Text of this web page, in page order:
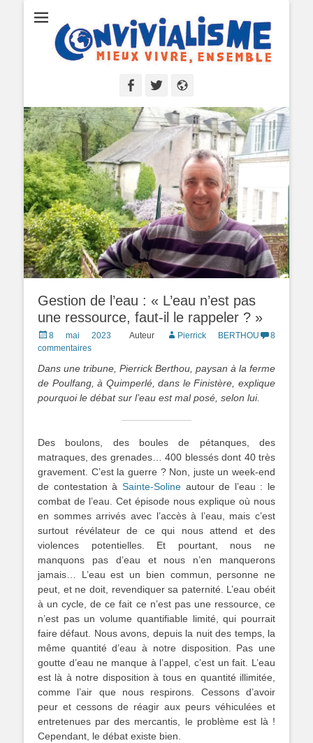
Convivialisme
Mieux vivre, ensemble
Facebook
Twitter
Gestion de l’eau : « L’eau n’est pas
une ressource, faut-il le rappeler ? »
Posted
on
8 mai 2023 Auteur Pierrick BERTHOU
8
commentaires
Dans une tribune, Pierrick Berthou, paysan à la ferme
de Poulfang, à Quimperlé, dans le Finistère, explique
pourquoi le débat sur l’eau est mal posé, selon lui.
Des boulons, des boules de pétanques, des
matraques, des grenades… 400 blessés dont 40 très
gravement. C’est la guerre ? Non, juste un week-end
de contestation à Sainte-Solineautour de l’eau : le
combat de l’eau. Cet épisode nous explique où nous
en sommes arrivés avec l’accès à l’eau, mais c’est
surtout révélateur de ce qui nous attend et des
violences potentielles. Et pourtant, nous ne
manquons pas d’eau et nous n’en manquerons
jamais… L’eau est un bien commun, personne ne
peut, et ne doit, revendiquer sa paternité. L’eau obéit
à un cycle, de ce fait ce n’est pas une ressource, ce
n’est pas un volume quantifiable limité, qui pourrait
faire défaut. Nous avons, depuis la nuit des temps, la
même quantité d’eau à notre disposition. Pas une
goutte d’eau ne manque à l’appel, c’est un fait. L’eau
est là à notre disposition à tous en quantité illimitée,
comme l’air que nous respirons. Cessons d’avoir
peur et cessons de réagir aux peurs véhiculées et
entretenues par des mercantis, le problème est là !
Cependant, le débat existe bien.